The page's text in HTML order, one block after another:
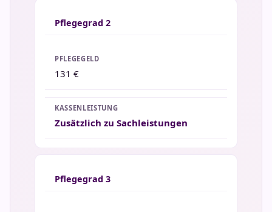
Pflegegrad 2
131 €
Zusätzlich zu Sachleistungen
Pflegegrad 3